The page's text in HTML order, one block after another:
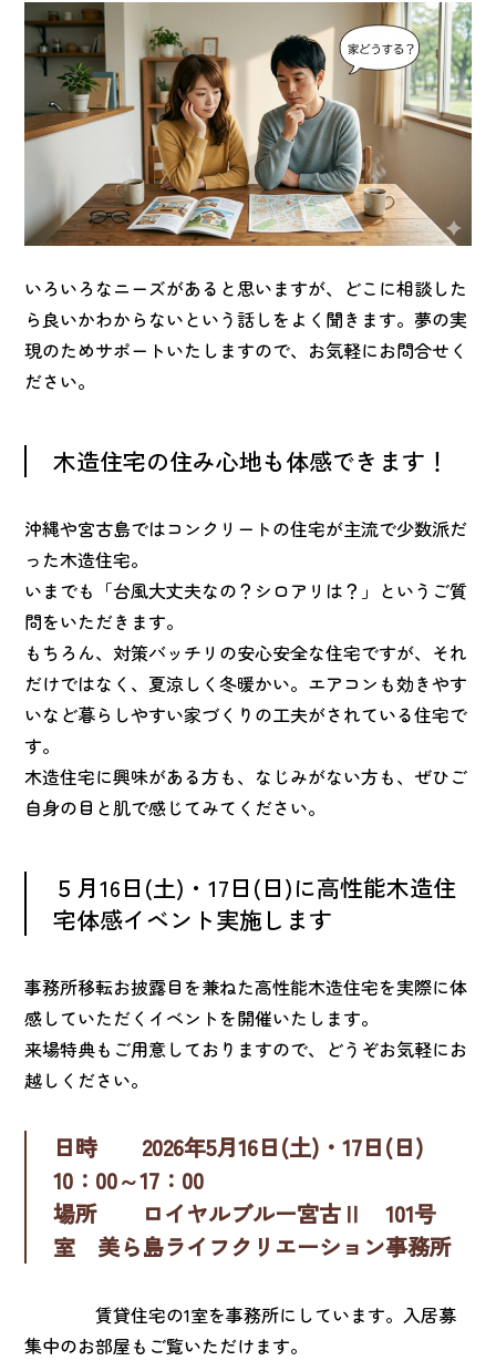
いろいろなニーズがあると思いますが、どこに相談した
ら良いかわからないという話しをよく聞きます。夢の実
現のためサポートいたしますので、お気軽にお問合せく
ださい。
木造住宅の住み心地も体感できます！
沖縄や宮古島ではコンクリートの住宅が主流で少数派だ
った木造住宅。
いまでも「台風大丈夫なの？シロアリは？」というご質
問をいただきます。
もちろん、対策バッチリの安心安全な住宅ですが、それ
だけではなく、夏涼しく冬暖かい。エアコンも効きやす
いなど暮らしやすい家づくりの工夫がされている住宅で
す。
木造住宅に興味がある方も、なじみがない方も、ぜひご
自身の目と肌で感じてみてください。
５月16日(土)・17日(日)に高性能木造住
宅体感イベント実施します
事務所移転お披露目を兼ねた高性能木造住宅を実際に体
感していただくイベントを開催いたします。
来場特典もご用意しておりますので、どうぞお気軽にお
越しください。
日時 2026年5月16日(土)・17日(日)
10：00～17：00
場所 ロイヤルブルー宮古Ⅱ 101号
室 美ら島ライフクリエーション事務所
賃貸住宅の1室を事務所にしています。入居募
集中のお部屋もご覧いただけます。